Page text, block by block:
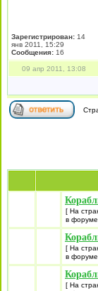
Зарегистрирован: 14
янв 2011, 15:29
Сообщения: 16
09 апр 2011, 13:08
[ На
в форуме
[ На
в форуме
[ На